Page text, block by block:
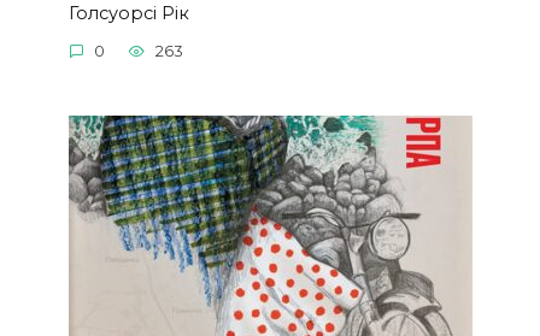
Голсуорсі Рік
0 263